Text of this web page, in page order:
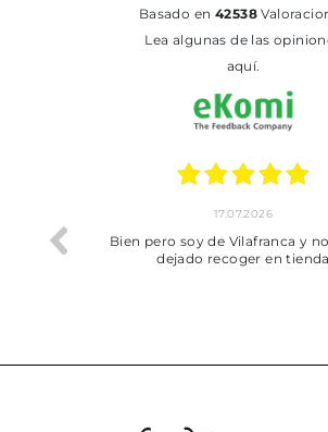
basado en 42538
Lea algunas de las opiniones
aquí.
trobat
17.07.2026
Bien pero soy de Vilafranca y
dejado recoger en tienda